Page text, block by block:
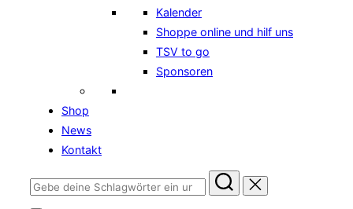
Kalender
Shoppe online und hilf uns
TSV to go
Sponsoren
Shop
News
Kontakt
Suchen
nach: